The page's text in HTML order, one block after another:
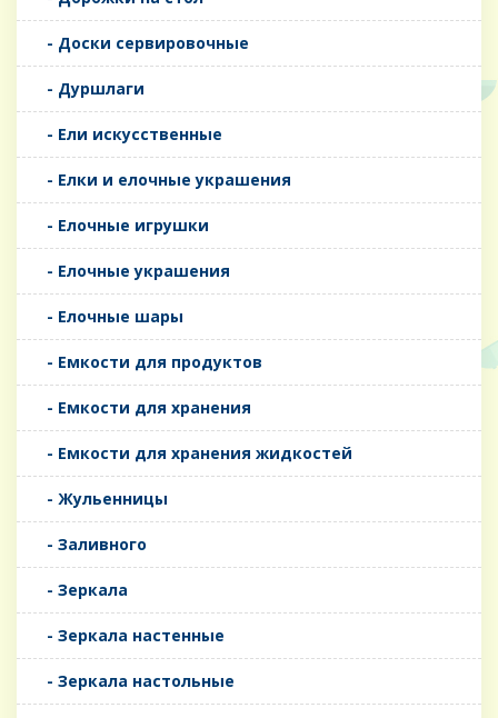
- Доски сервировочные
- Дуршлаги
- Ели искусственные
- Елки и елочные украшения
- Елочные игрушки
- Елочные украшения
- Елочные шары
- Емкости для продуктов
- Емкости для хранения
- Емкости для хранения жидкостей
- Жульенницы
- Заливного
- Зеркала
- Зеркала настенные
- Зеркала настольные